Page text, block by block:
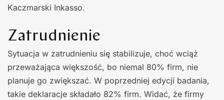
Kaczmarski Inkasso.
Zatrudnienie
Sytuacja w zatrudnieniu się stabilizuje, choć wciąż
przeważająca większość, bo niemal 80% firm, nie
planuje go zwiększać. W poprzedniej edycji badania,
takie deklaracje składało 82% firm. Widać, że firmy